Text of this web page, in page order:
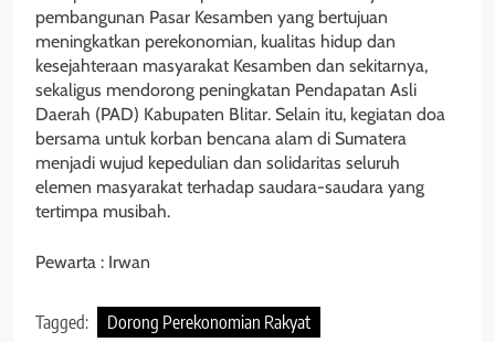
pembangunan Pasar Kesamben yang bertujuan
meningkatkan perekonomian, kualitas hidup dan
kesejahteraan masyarakat Kesamben dan sekitarnya,
sekaligus mendorong peningkatan Pendapatan Asli
Daerah (PAD) Kabupaten Blitar. Selain itu, kegiatan doa
bersama untuk korban bencana alam di Sumatera
menjadi wujud kepedulian dan solidaritas seluruh
elemen masyarakat terhadap saudara-saudara yang
tertimpa musibah.
Pewarta : Irwan
Tagged: Dorong Perekonomian Rakyat